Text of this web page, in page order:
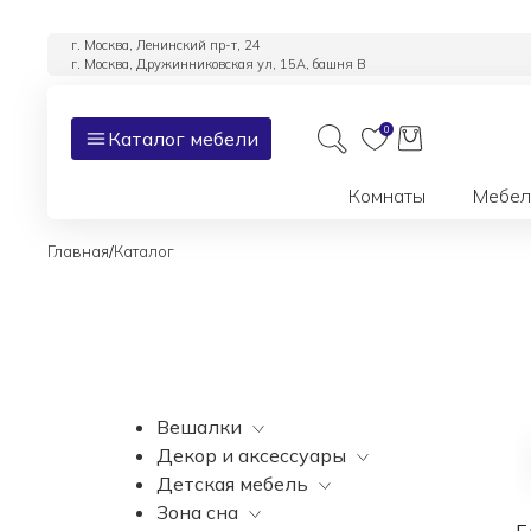
г. Москва, Ленинский пр-т, 24
г. Москва, Дружинниковская ул, 15А, башня В
Каталог мебели 0
Комнаты
Главная/Каталог
Вешалки
Все
Декор и аксессуары
Все
Вазы
Детская мебель
Все
Зона сна